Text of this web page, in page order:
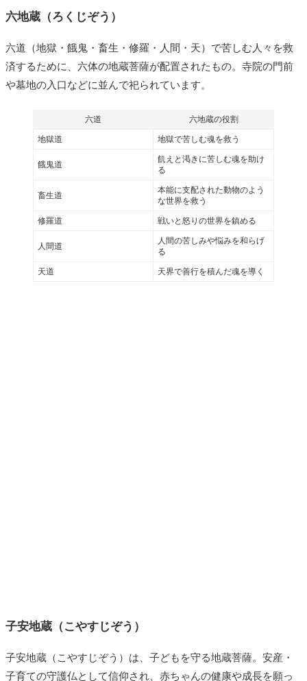
六地蔵（ろくじぞう）
六道（地獄・餓鬼・畜生・修羅・人間・天）で苦しむ人々を救
済するために、六体の地蔵菩薩が配置されたもの。寺院の門前
や墓地の入口などに並んで祀られています。
六道 六地蔵の役割
地獄道 地獄で苦しむ魂を救う
餓鬼道
飢えと渇きに苦しむ魂を助け
る
畜生道
本能に支配された動物のよう
な世界を救う
修羅道 戦いと怒りの世界を鎮める
人間道
人間の苦しみや悩みを和らげ
る
天道 天界で善行を積んだ魂を導く
子安地蔵（こやすじぞう）
子安地蔵（こやすじぞう）は、子どもを守る地蔵菩薩。安産・
子育ての守護仏として信仰され、赤ちゃんの健康や成長を願っ